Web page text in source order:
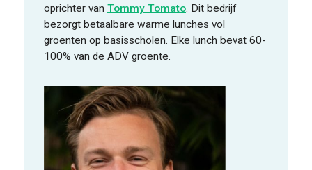
oprichter van Tommy Tomato. Dit bedrijf
bezorgt betaalbare warme lunches vol
groenten op basisscholen. Elke lunch bevat 60-
100% van de ADV groente.